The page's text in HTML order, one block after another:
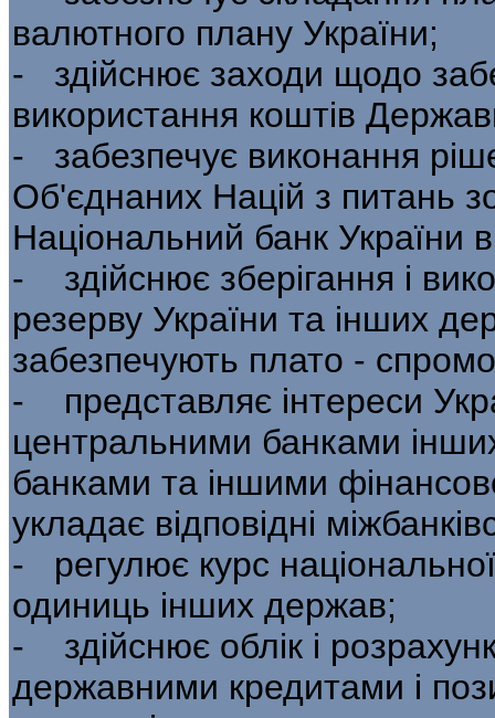
валютного плану України;
- здійснює заходи щодо
використання коштів
- забезпечує виконання
Об'єднаних Націй з питань
Національний банк України
- здійснює зберігання і
резерву України та інших
забезпечують плато -
- представляє інтереси
центральними бан­ками
банками та іншими
укладає відповідні
- регулює курс
одиниць інших держав;
- здійснює облік і
держав­ними кредитами і